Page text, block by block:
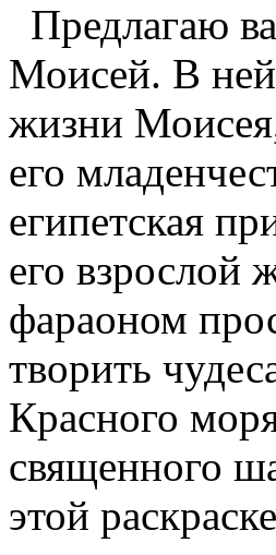
Предлагаю
Моисей. В
жизни
его
египетская
его взрослой
фараоном
творить
Красного
священного
этой